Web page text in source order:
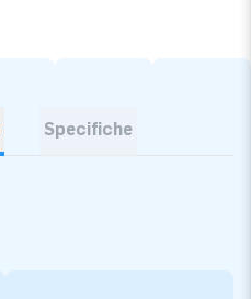
Specifiche